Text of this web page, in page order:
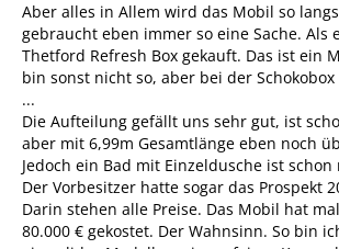
Aber alles in Allem wird das Mobil so
gebraucht eben immer so eine Sache. Als
Thetford Refresh Box gekauft. Das ist ein
bin sonst nicht so, aber bei der
...
Die Aufteilung gefällt uns sehr gut, ist
aber mit 6,99m Gesamtlänge eben noch
Jedoch ein Bad mit Einzeldusche ist schon
Der Vorbesitzer hatte sogar das Prospekt
Darin stehen alle Preise. Das Mobil hat
80.000 € gekostet. Der Wahnsinn. So bin